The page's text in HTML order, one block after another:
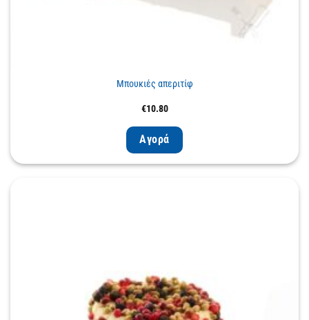
Μπουκιές απεριτίφ
€10.80
Αγορά